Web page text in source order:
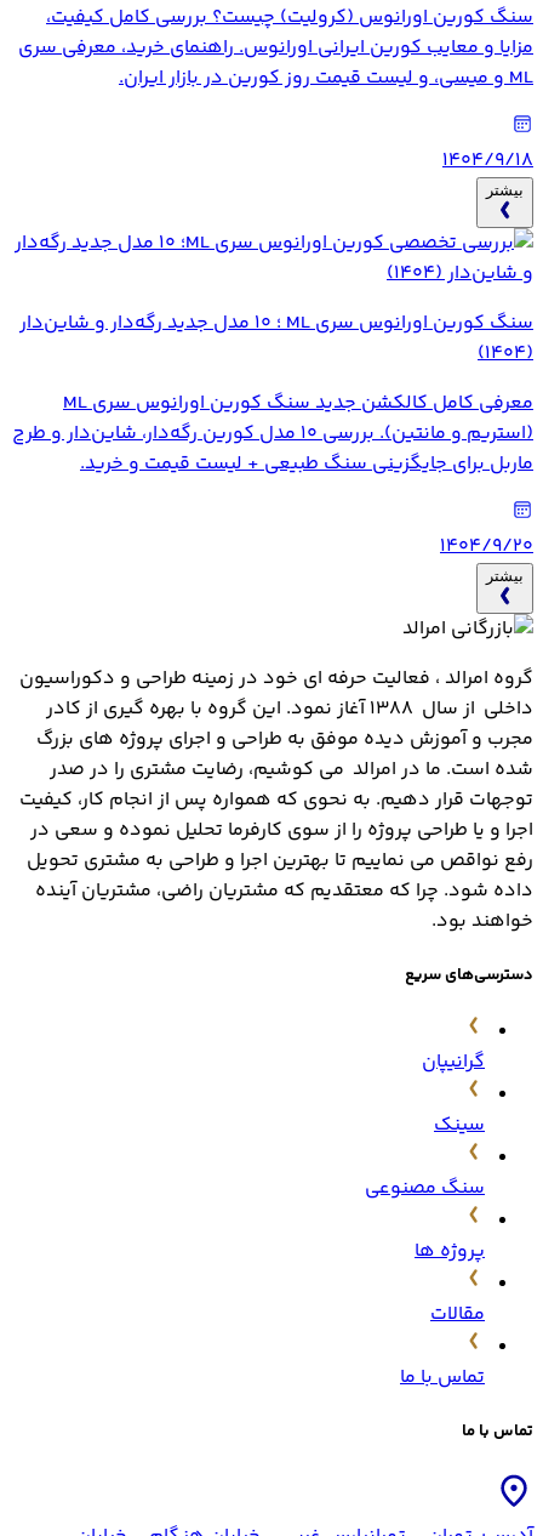
سنگ کورین اورانوس (کرولیت) چیست؟ بررسی کامل کیفیت،
مزایا و معایب کورین ایرانی اورانوس. راهنمای خرید، معرفی سری
ML و میسی، و لیست قیمت روز کورین در بازار ایران.
۱۴۰۴/۹/۱۸
بیشتر
سنگ کورین اورانوس سری ML ؛ ۱۰ مدل جدید رگه‌دار و شاین‌دار
(۱۴۰۴)
معرفی کامل کالکشن جدید سنگ کورین اورانوس سری ML
(استریم و مانتین). بررسی ۱۰ مدل کورین رگه‌دار، شاین‌دار و طرح
ماربل برای جایگزینی سنگ طبیعی + لیست قیمت و خرید.
۱۴۰۴/۹/۲۰
بیشتر
گروه امرالد ، فعالیت حرفه ای خود در زمینه طراحی و دکوراسیون
داخلی از سال 1388 آغاز نمود. این گروه با بهره گیری از کادر
مجرب و آموزش دیده موفق به طراحی و اجرای پروژه های بزرگ
شده است. ما در امرالد می کوشیم، رضایت مشتری را در صدر
توجهات قرار دهیم. به نحوی که همواره پس از انجام کار، کیفیت
اجرا و یا طراحی پروژه را از سوی کارفرما تحلیل نموده و سعی در
رفع نواقص می نماییم تا بهترین اجرا و طراحی به مشتری تحویل
داده شود. چرا که معتقدیم که مشتریان راضی، مشتریان آینده
خواهند بود.
دسترسی‌های سریع
گرانیپان
سینک
سنگ مصنوعی
پروژه ها
مقالات
تماس با ما
تماس با ما